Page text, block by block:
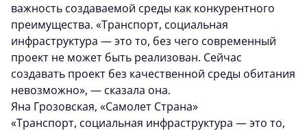
важность создаваемой среды как конкурентного
преимущества. «Транспорт, социальная
инфраструктура — это то, без чего современный
проект не может быть реализован. Сейчас
создавать проект без качественной среды обитания
невозможно», — сказала она.
Яна Грозовская, «Самолет Страна»
«Транспорт, социальная инфраструктура — это то,